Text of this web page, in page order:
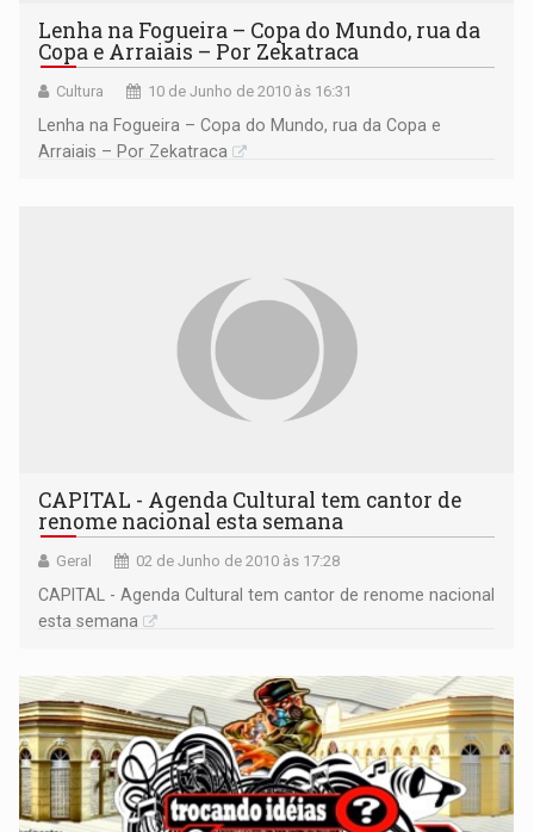
Lenha na Fogueira – Copa do Mundo, rua da
Copa e Arraiais – Por Zekatraca
Cultura 10 de Junho de 2010 às 16:31
Lenha na Fogueira – Copa do Mundo, rua da Copa e
Arraiais – Por Zekatraca
CAPITAL - Agenda Cultural tem cantor de
renome nacional esta semana
Geral 02 de Junho de 2010 às 17:28
CAPITAL - Agenda Cultural tem cantor de renome nacional
esta semana